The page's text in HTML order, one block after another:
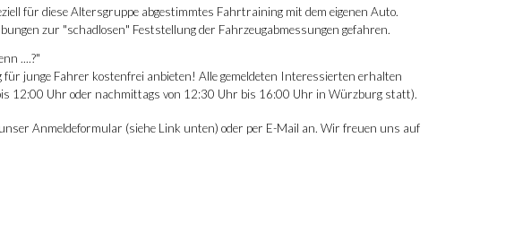
für diese Altersgruppe abgestimmtes Fahrtraining mit dem eigenen Auto.
zur "schadlosen" Feststellung der Fahrzeugabmessungen gefahren.
....?"
für junge Fahrer kostenfrei anbieten! Alle gemeldeten Interessierten erhalten
12:00 Uhr oder nachmittags von 12:30 Uhr bis 16:00 Uhr in Würzburg statt).
Anmeldeformular (siehe Link unten) oder per E-Mail an. Wir freuen uns auf